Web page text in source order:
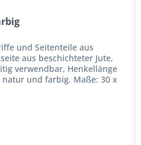
und Seitenteile aus
aus beschichteter Jute,
verwendbar, Henkellänge
natur und farbig. Maße: 30 x